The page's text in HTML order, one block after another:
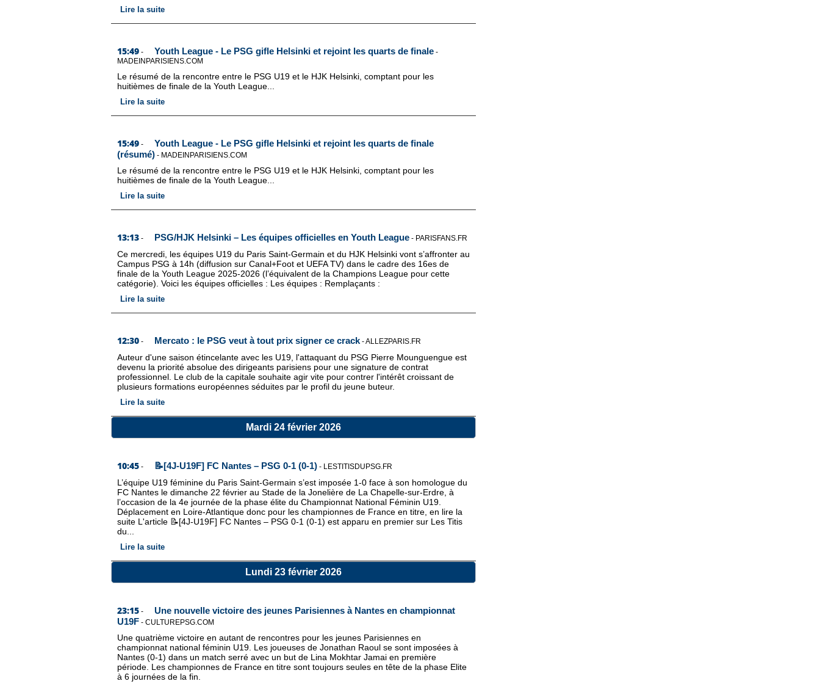
Lire la suite
15:49 - Youth League - Le PSG gifle Helsinki et rejoint les quarts de finale -
MADEINPARISIENS.COM
Le résumé de la rencontre entre le PSG U19 et le HJK Helsinki, comptant pour les
huitièmes de finale de la Youth League...
Lire la suite
15:49 -
Youth League - Le PSG gifle Helsinki et rejoint les quarts de finale
(résumé) - MADEINPARISIENS.COM
Le résumé de la rencontre entre le PSG U19 et le HJK Helsinki, comptant pour les
huitièmes de finale de la Youth League...
Lire la suite
13:13 - PSG/HJK Helsinki – Les équipes officielles en Youth League - PARISFANS.FR
Ce mercredi, les équipes U19 du Paris Saint-Germain et du HJK Helsinki vont s’affronter au
Campus PSG à 14h (diffusion sur Canal+Foot et UEFA TV) dans le cadre des 16es de
finale de la Youth League 2025-2026 (l’équivalent de la Champions League pour cette
catégorie). Voici les équipes officielles : Les équipes : Remplaçants :
Lire la suite
12:30 - Mercato : le PSG veut à tout prix signer ce crack-ALLEZPARIS.FR
Auteur d'une saison étincelante avec les U19, l'attaquant du PSG Pierre Mounguengue est
devenu la priorité absolue des dirigeants parisiens pour une signature de contrat
professionnel. Le club de la capitale souhaite agir vite pour contrer l'intérêt croissant de
plusieurs formations européennes séduites par le profil du jeune buteur.
Lire la suite
Mardi 24 février 2026
10:45 - 📝[4J-U19F] FC Nantes – PSG 0-1 (0-1) - LESTITISDUPSG.FR
L’équipe U19 féminine du Paris Saint-Germain s’est imposée 1-0 face à son homologue du
FC Nantes le dimanche 22 février au Stade de la Jonelière de La Chapelle-sur-Erdre, à
l’occasion de la 4e journée de la phase élite du Championnat National Féminin U19.
Déplacement en Loire-Atlantique donc pour les championnes de France en titre, en lire la
suite L'article 📝[4J-U19F] FC Nantes – PSG 0-1 (0-1) est apparu en premier sur Les Titis
du...
Lire la suite
Lundi 23 février 2026
23:15 -
Une nouvelle victoire des jeunes Parisiennes à Nantes en championnat
U19F - CULTUREPSG.COM
Une quatrième victoire en autant de rencontres pour les jeunes Parisiennes en
championnat national féminin U19. Les joueuses de Jonathan Raoul se sont imposées à
Nantes (0-1) dans un match serré avec un but de Lina Mokhtar Jamai en première
période. Les championnes de France en titre sont toujours seules en tête de la phase Elite
à 6 journées de la fin.